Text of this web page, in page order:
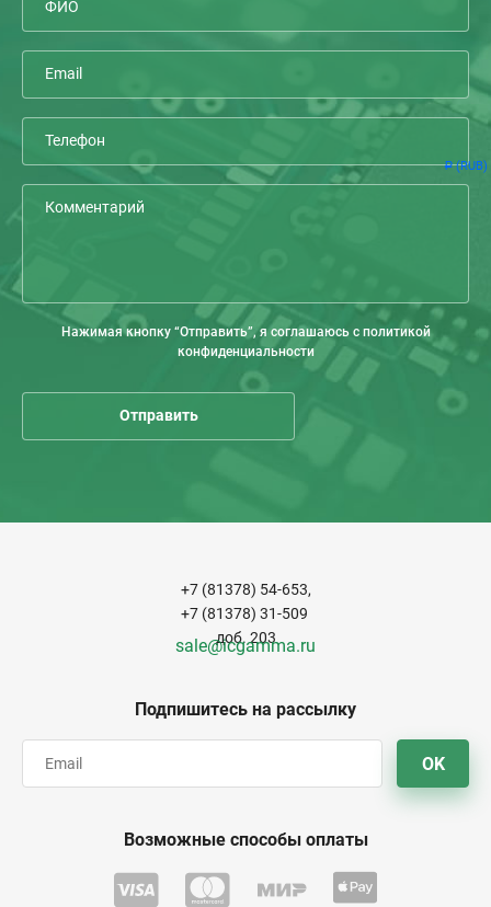
Р(RUB)
Нажимая кнопку “Отправить”, я соглашаюсь с политикой
конфиденциальности
Подпишитесь на рассылку
OK
+7 (81378) 54-653,
+7 (81378) 31-509
доб. 203
sale@icgamma.ru
Возможные способы оплаты